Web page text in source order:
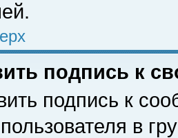
подпись к
подпись к
в